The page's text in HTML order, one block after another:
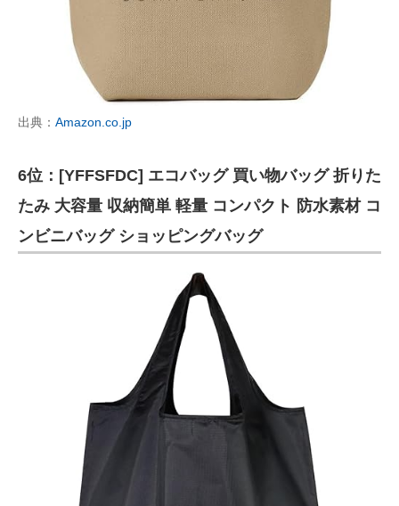
出典： Amazon.co.jp
6位：[YFFSFDC] エコバッグ 買い物バッグ 折りた
たみ 大容量 収納簡単 軽量 コンパクト 防水素材 コ
ンビニバッグ ショッピングバッグ